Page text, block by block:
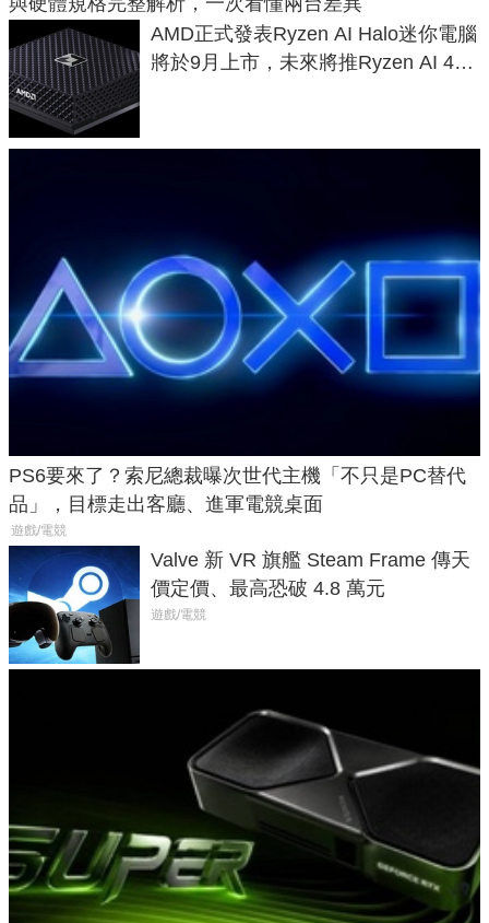
AMD正式發表Ryzen AI Halo迷你電腦
將於9月上市，未來將推Ryzen AI 400
PS6要來了？索尼總裁曝次世代主機「不只是PC替代
品」，目標走出客廳、進軍電競桌面
遊戲/電競
Valve 新 VR 旗艦 Steam Frame 傳天
價定價、最高恐破 4.8 萬元
遊戲/電競